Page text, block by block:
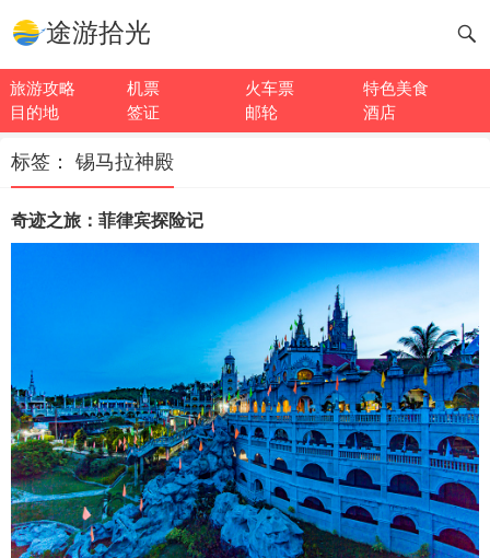
途游拾光
旅游攻略 机票 火车票
特色美食
目的地
签证 邮轮 酒店
标签： 锡马拉神殿
奇迹之旅：菲律宾探险记